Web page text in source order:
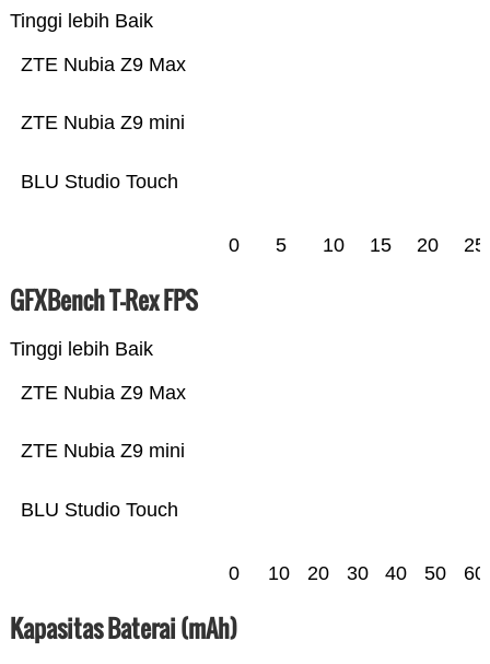
Tinggi lebih Baik
BLU Studio Touch
ZTE Nubia Z9 mini
ZTE Nubia Z9 Max
0 5 10 15 20 25
GFXBench T-Rex FPS
Tinggi lebih Baik
BLU Studio Touch
ZTE Nubia Z9 mini
ZTE Nubia Z9 Max
0 10 20 30 40 50 60
Kapasitas Baterai (mAh)